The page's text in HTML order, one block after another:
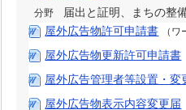
分野
届出と証明、まちの整
屋外広告物許可申請書
（
屋外広告物更新許可申請書
屋外広告管理者等設置・変
屋外広告物表示内容変更届